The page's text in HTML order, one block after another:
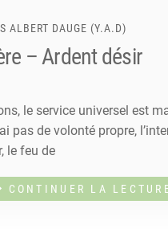
ALBERT DAUGE (Y.A.D)
– Ardent désir
le service universel est
pas de volonté propre,
le feu de
CONTINUER LA